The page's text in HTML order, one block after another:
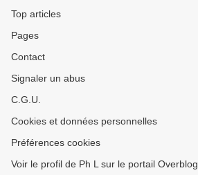
Top articles
Pages
Contact
Signaler un abus
C.G.U.
Cookies et données personnelles
Préférences cookies
Voir le profil de Ph L sur le portail Overblog